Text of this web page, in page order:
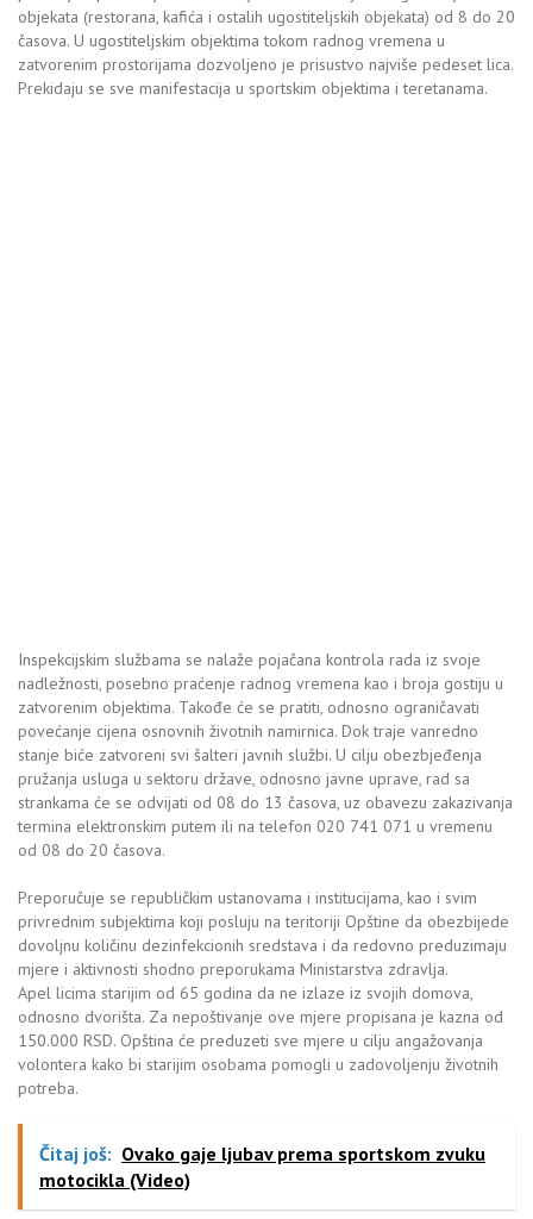
objekata (restorana, kafića i ostalih ugostiteljskih objekata) od 8 do 20
časova. U ugostiteljskim objektima tokom radnog vremena u
zatvorenim prostorijama dozvoljeno je prisustvo najviše pedeset lica.
Prekidaju se sve manifestacija u sportskim objektima i teretanama.
Inspekcijskim službama se nalaže pojačana kontrola rada iz svoje
nadležnosti, posebno praćenje radnog vremena kao i broja gostiju u
zatvorenim objektima. Takođe će se pratiti, odnosno ograničavati
povećanje cijena osnovnih životnih namirnica. Dok traje vanredno
stanje biće zatvoreni svi šalteri javnih službi. U cilju obezbjeđenja
pružanja usluga u sektoru države, odnosno javne uprave, rad sa
strankama će se odvijati od 08 do 13 časova, uz obavezu zakazivanja
termina elektronskim putem ili na telefon 020 741 071 u vremenu
od 08 do 20 časova.
Preporučuje se republičkim ustanovama i institucijama, kao i svim
privrednim subjektima koji posluju na teritoriji Opštine da obezbijede
dovoljnu količinu dezinfekcionih sredstava i da redovno preduzimaju
mjere i aktivnosti shodno preporukama Ministarstva zdravlja.
Apel licima starijim od 65 godina da ne izlaze iz svojih domova,
odnosno dvorišta. Za nepoštivanje ove mjere propisana je kazna od
150.000 RSD. Opština će preduzeti sve mjere u cilju angažovanja
volontera kako bi starijim osobama pomogli u zadovoljenju životnih
potreba.
Čitaj još: Ovako gaje ljubav prema sportskom zvuku
motocikla (Video)